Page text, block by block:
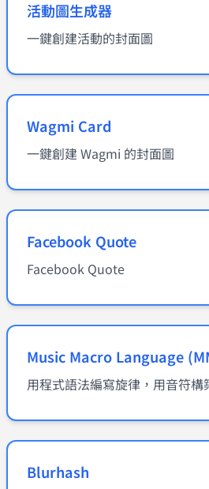
活動圖生成器
一鍵創建活動的封面圖
Wagmi Card
一鍵創建 Wagmi 的封面圖
Facebook Quote
Facebook Quote
Music Macro Language
用程式語法編寫旋律，用音符構
Blurhash